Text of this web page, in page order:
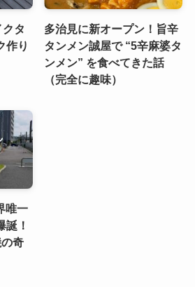
タ
作り
多治見に新オープン！旨辛
タンメン誠屋で “5辛麻婆タ
ンメン” を食べてきた話
（完全に趣味）
唯一
誕！
奇